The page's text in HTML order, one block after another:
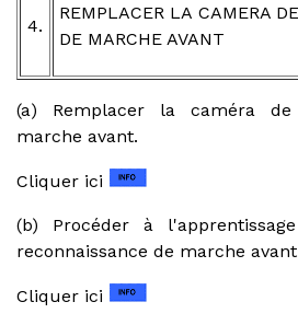
4.
REMPLACER LA CAMERA
DE MARCHE AVANT
(a) Remplacer la caméra de
marche avant.
Cliquer ici
(b) Procéder à
reconnaissance de marche
Cliquer ici